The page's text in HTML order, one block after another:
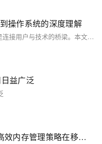
操作系统的深度理解
在数字时代的浪潮中，移动应用与系统是连接用户与技术的桥梁。本文将带领读者踏上一场移动开发的探险旅程，从应用的构思和设计出发，深入到移动操作系统的核心原理。我们将通过实际代码示例，展示如何将创意转化为现实，并解析背后的技术机制。无论你是初学者还是有经验的开发者，这篇文章都将为你提供新的视角和知识，帮助你更好地理解和掌握移动应用开发的艺术。
益广泛
深入解析Android应用开发中的高效内存管理策略在移动应用开发领域，Android平台因其开放性和灵活性备受开发者青睐。然而，随之而来的是内存管理的复杂性，这对开发者提出了更高的要求。高效的内存管理不仅能够提升应用的性能，还能有效避免因内存泄漏导致的应用崩溃。本文将探讨Android应用开发中的内存管理问题，并提供一系列实用的优化策略，帮助开发者打造更稳定、更高效的应用。